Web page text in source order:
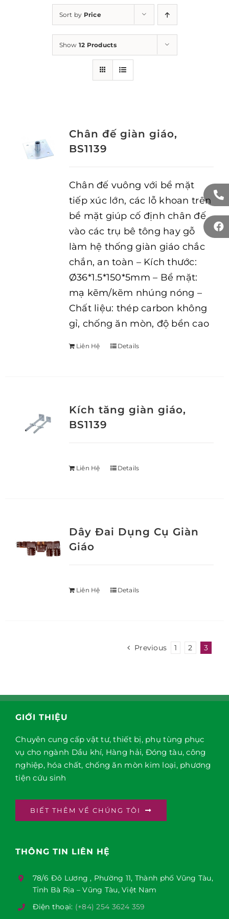
Sort by Price
Show 12 Products
Chân đế giàn giáo,
BS1139
Chân đế vuông với bề mặt
tiếp xúc lớn, các lỗ khoan trên
bề mặt giúp cố định chân đế
vào các trụ bê tông hay gỗ
làm hệ thống giàn giáo chắc
chắn, an toàn – Kích thước:
Ø36*1.5*150*5mm – Bề mặt:
mạ kẽm/kẽm nhúng nóng –
Chất liệu: thép carbon không
gỉ, chống ăn mòn, độ bền cao
Liên Hệ Details
Kích tăng giàn giáo,
BS1139
Liên Hệ Details
Dây Đai Dụng Cụ Giàn
Giáo
Liên Hệ Details
Previous 1 2 3
GIỚI THIỆU
Chuyên cung cấp vật tư, thiết bị, phụ tùng phục
vụ cho ngành Dầu khí, Hàng hải, Đóng tàu, công
nghiệp, hóa chất, chống ăn mòn kim loại, phương
tiện cứu sinh
BIẾT THÊM VỀ CHÚNG TÔI
THÔNG TIN LIÊN HỆ
78/6 Đô Lương , Phường 11, Thành phố Vũng Tàu,
Tỉnh Bà Rịa – Vũng Tàu, Việt Nam
Điện thoại: (+84) 254 3624 359